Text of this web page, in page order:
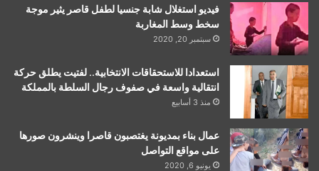
فيديو استغلال شابة جنسيا لطفل قاصر يثير موجة
سخط وسط المغاربة
سبتمبر 20, 2020
استعدادا للاستحقاقات الانتخابية.. لفتيت يطلق حركة
انتقالية واسعة في صفوف رجال السلطة بالمملكة
منذ 3 أسابيع
عمال بناء بمديونة يغتصبون قاصرا وينشرون صورها
على مواقع التواصل
يونيو 6, 2020